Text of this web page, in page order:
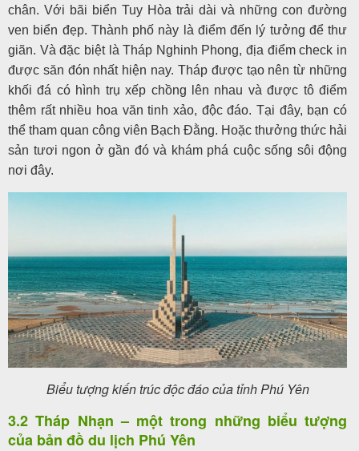
chân. Với bãi biển Tuy Hòa trải dài và những con đường
ven biển đẹp. Thành phố này là điểm đến lý tưởng để thư
giãn. Và đặc biệt là Tháp Nghinh Phong, địa điểm check in
được săn đón nhất hiện nay. Tháp được tạo nên từ những
khối đá có hình trụ xếp chồng lên nhau và được tô điểm
thêm rất nhiều hoa văn tinh xảo, độc đáo. Tại đây, bạn có
thể tham quan công viên Bạch Đằng. Hoặc thưởng thức hải
sản tươi ngon ở gần đó và khám phá cuộc sống sôi động
nơi đây.
Biểu tượng kiến trúc độc đáo của tỉnh Phú Yên
3.2 Tháp Nhạn – một trong những biểu tượng
của bản đồ du lịch Phú Yên